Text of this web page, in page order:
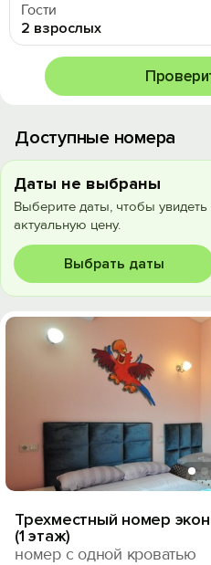
Гости
2 взрослых
Доступные номера
Даты не выбраны
Выберите даты, чтобы
актуальную цену.
Выбрать даты
Трехместный номер
(1 этаж)
номер с одной кроватью